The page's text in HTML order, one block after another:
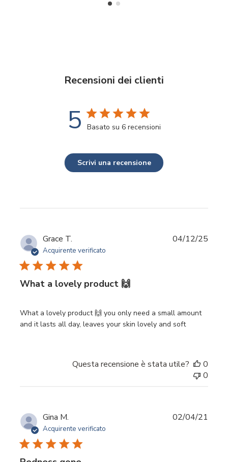
Recensioni dei clienti
5 Basato su 6 recensioni
Scrivi una recensione
Grace T.
Acquirente verificato
What a lovely product 🙌
What a lovely product 🙌 you only need a small amount
and it lasts all day, leaves your skin lovely and soft
Data
04/12/25
Questa recensione è stata utile?
0
0
Gina M.
Acquirente verificato
02/04/21